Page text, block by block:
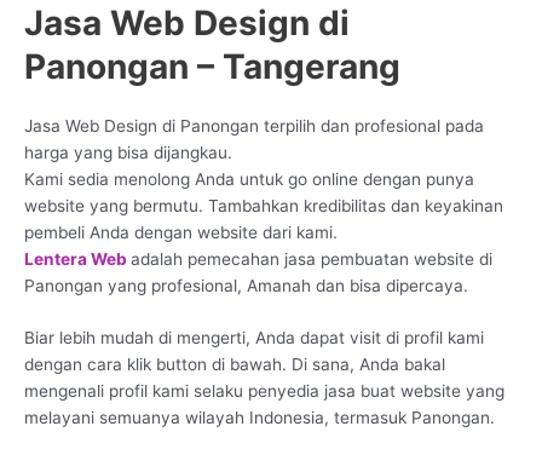
Jasa Web Design di
Panongan – Tangerang
Jasa Web Design di Panongan terpilih dan profesional pada
harga yang bisa dijangkau.
Kami sedia menolong Anda untuk go online dengan punya
website yang bermutu. Tambahkan kredibilitas dan keyakinan
pembeli Anda dengan website dari kami.
Lentera Web adalah pemecahan jasa pembuatan website di
Panongan yang profesional, Amanah dan bisa dipercaya.
Biar lebih mudah di mengerti, Anda dapat visit di profil kami
dengan cara klik button di bawah. Di sana, Anda bakal
mengenali profil kami selaku penyedia jasa buat website yang
melayani semuanya wilayah Indonesia, termasuk Panongan.